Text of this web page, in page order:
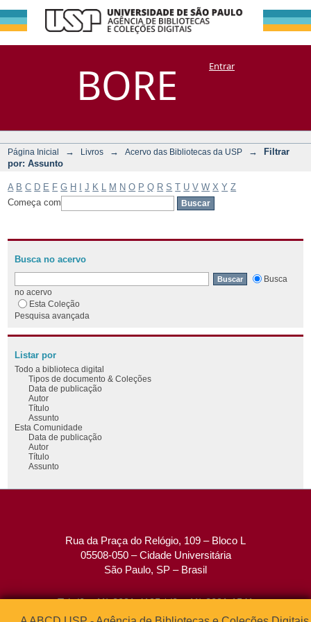
BORE
Filtrar por:
Assunto
DSpace/Manakin + CoriscoEntrar
Página Inicial → Livros → Acervo das Bibliotecas da USP →
Filtrar
por: Assunto
A B C D E F G H J K M N O P Q R S T U V W X Y Z
Começa com
Busca no acervo
Busca
no acervo
Esta Coleção
Pesquisa avançada
Listar por
Todo a biblioteca digital
Tipos de documento & Coleções
Data de publicação
Autor
Título
Assunto
Esta Comunidade
Data de publicação
Autor
Título
Assunto
Rua da Praça do Relógio, 109 – Bloco L
05508-050 – Cidade Universitária
São Paulo, SP – Brasil
Tel: (0xx11) 3091-4195 / (0xx11) 3091-1541
Fax: (0xx11) 3091-1567